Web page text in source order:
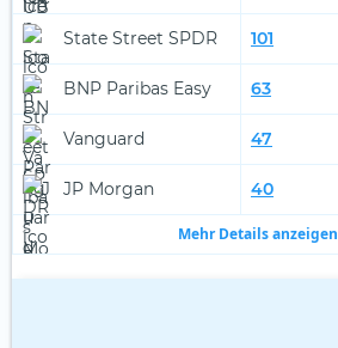
State Street SPDR 101
BNP Paribas Easy 63
Vanguard 47
JP Morgan 40
Mehr Details anzeigen